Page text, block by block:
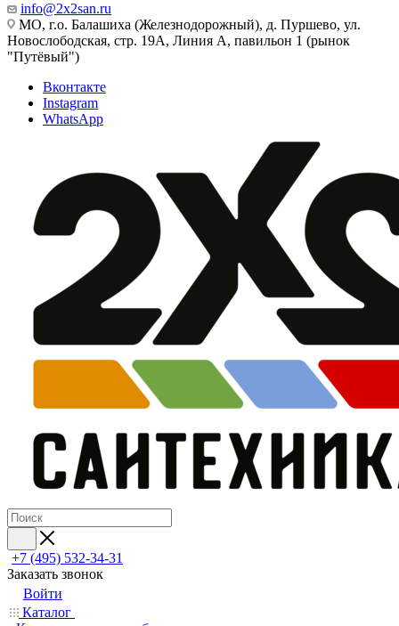
info@2x2san.ru
МО, г.о. Балашиха (Железнодорожный), д. Пуршево, ул.
Новослободская, стр. 19А, Линия А, павильон 1 (рынок
"Путёвый")
Вконтакте
Instagram
WhatsApp
+7 (495) 532‑34‑31
Заказать звонок
Войти
Каталог